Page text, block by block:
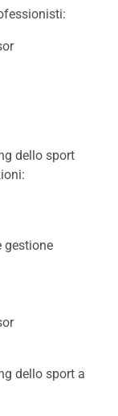
dello sport
gestione
dello sport a